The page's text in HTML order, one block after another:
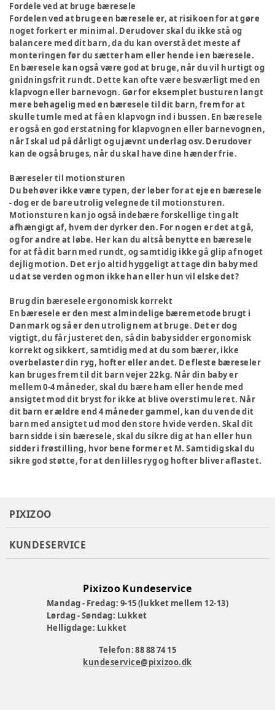
Fordele ved at bruge bæresele
Fordelen ved at bruge en bæresele er, at risikoen for at gøre
noget forkert er minimal. Derudover skal du ikke stå og
balancere med dit barn, da du kan overstå det meste af
monteringen før du sætter ham eller hende i en bæresele.
En bæresele kan også være god at bruge, når du vil hurtigt og
gnidningsfrit rundt. Dette kan ofte være besværligt med en
klapvogn eller barnevogn. Gør for eksemplet busturen langt
mere behagelig med en bæresele til dit barn, frem for at
skulle tumle med at få en klapvogn ind i bussen. En bæresele
er også en god erstatning for klapvognen eller barnevognen,
når I skal ud på dårligt og ujævnt underlag osv. Derudover
kan de også bruges, når du skal have dine hænder frie.
Bæreseler til motionsturen
Du behøver ikke være typen, der løber for at eje en bæresele
- dog er de bare utrolig velegnede til motionsturen.
Motionsturen kan jo også indebære forskellige ting alt
afhængigt af, hvem der dyrker den. For nogen er det at gå,
og for andre at løbe. Her kan du altså benytte en bæresele
for at få dit barn med rundt, og samtidig ikke gå glip af noget
dejlig motion. Det er jo altid hyggeligt at tage din baby med
ud at se verden og mon ikke han eller hun vil elske det?
Brug din bæresele ergonomisk korrekt
En bæresele er den mest almindelige bæremetode brugt i
Danmark og så er den utrolig nem at bruge. Det er dog
vigtigt, du får justeret den, så din baby sidder ergonomisk
korrekt og sikkert, samtidig med at du som bærer, ikke
overbelaster din ryg, hofter eller andet. De fleste bæreseler
kan bruges frem til dit barn vejer 22 kg. Når din baby er
mellem 0-4 måneder, skal du bære ham eller hende med
ansigtet mod dit bryst for ikke at blive overstimuleret. Når
dit barn er ældre end 4 måneder gammel, kan du vende dit
barn med ansigtet ud mod den store hvide verden. Skal dit
barn sidde i sin bæresele, skal du sikre dig at han eller hun
sidder i frøstilling, hvor bene former et M. Samtidig skal du
sikre god støtte, for at den lilles ryg og hofter bliver aflastet.
PIXIZOO
KUNDESERVICE
Pixizoo Kundeservice
Mandag - Fredag: 9-15 (lukket mellem 12-13)
Lørdag - Søndag: Lukket
Helligdage: Lukket
Telefon: 88 88 74 15
kundeservice@pixizoo.dk